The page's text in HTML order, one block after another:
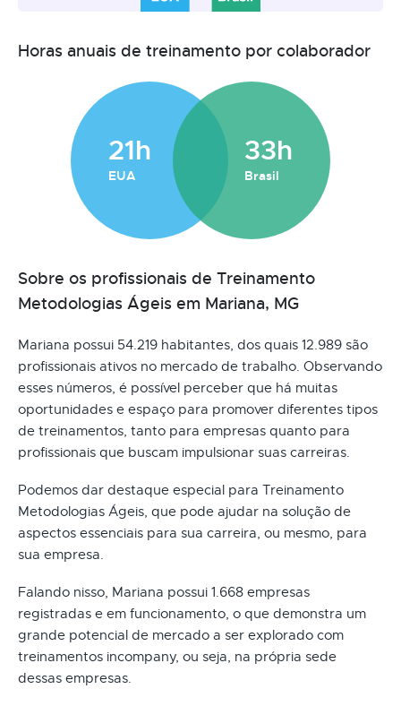
Horas anuais de treinamento por colaborador
21h
EUA
33h
Brasil
Sobre os profissionais de Treinamento
Metodologias Ágeis em Mariana, MG
Mariana possui 54.219 habitantes, dos quais 12.989 são
profissionais ativos no mercado de trabalho. Observando
esses números, é possível perceber que há muitas
oportunidades e espaço para promover diferentes tipos
de treinamentos, tanto para empresas quanto para
profissionais que buscam impulsionar suas carreiras.
Podemos dar destaque especial para Treinamento
Metodologias Ágeis, que pode ajudar na solução de
aspectos essenciais para sua carreira, ou mesmo, para
sua empresa.
Falando nisso, Mariana possui 1.668 empresas
registradas e em funcionamento, o que demonstra um
grande potencial de mercado a ser explorado com
treinamentos incompany, ou seja, na própria sede
dessas empresas.